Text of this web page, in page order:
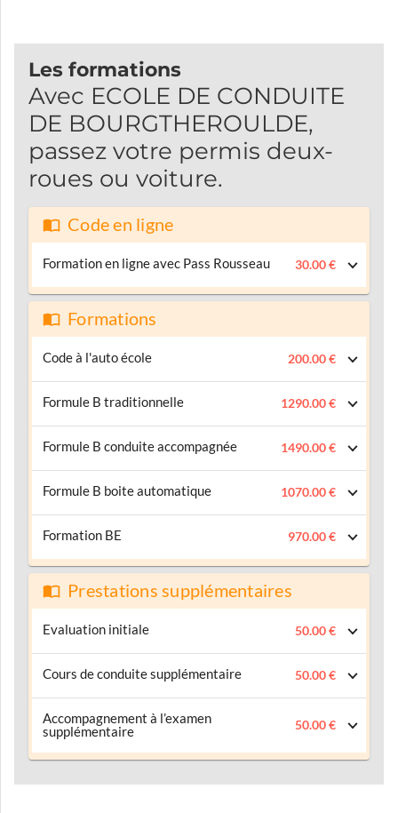
Les formations
Avec ECOLE DE CONDUITE
DE BOURGTHEROULDE,
passez votre permis deux-
roues ou voiture.
Code en ligne
Formation en ligne avec Pass Rousseau 30.00 €
Formations
Code à l'auto école 200.00 €
Formule B traditionnelle 1290.00 €
Formule B conduite accompagnée 1490.00 €
Formule B boite automatique 1070.00 €
Formation BE 970.00 €
Prestations supplémentaires
Evaluation initiale 50.00 €
Cours de conduite supplémentaire 50.00 €
Accompagnement à l’examen
supplémentaire
50.00 €